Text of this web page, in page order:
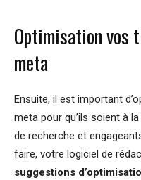
Optimisation vos
meta
Ensuite, il est important
meta pour qu’ils soient à
de recherche et
faire, votre logiciel de
suggestions